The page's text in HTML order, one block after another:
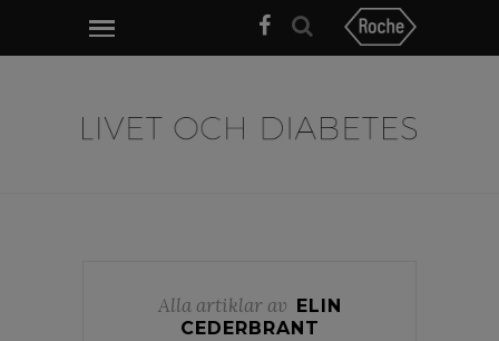
Alla artiklar av ELIN
CEDERBRANT